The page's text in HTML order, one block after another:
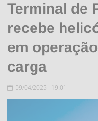
Terminal de
recebe
em
carga
09/04/2025 - 19:01